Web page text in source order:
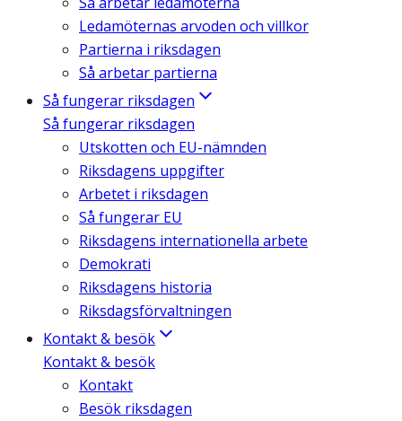
Ledamöternas arvoden och villkor
Partierna i riksdagen
Så arbetar partierna
Så fungerar riksdagen
Så fungerar riksdagen
Utskotten och EU-nämnden
Riksdagens uppgifter
Arbetet i riksdagen
Så fungerar EU
Riksdagens internationella arbete
Demokrati
Riksdagens historia
Riksdagsförvaltningen
Kontakt & besök
Kontakt & besök
Kontakt
Besök riksdagen